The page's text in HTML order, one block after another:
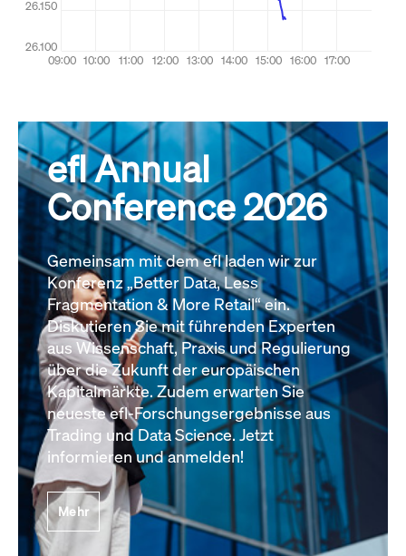
efl Annual
Conference 2026
Gemeinsam mit dem efl laden wir zur
Konferenz „Better Data, Less
Fragmentation & More Retail“ ein.
Diskutieren Sie mit führenden Experten
aus Wissenschaft, Praxis und Regulierung
über die Zukunft der europäischen
Kapitalmärkte. Zudem erwarten Sie
neueste efl-Forschungsergebnisse aus
Trading und Data Science. Jetzt
informieren und anmelden!
Mehr